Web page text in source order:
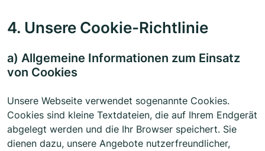
4. Unsere Cookie-Richtlinie
a) Allgemeine Informationen zum Einsatz
von Cookies
Unsere Webseite verwendet sogenannte Cookies.
Cookies sind kleine Textdateien, die auf Ihrem Endgerät
abgelegt werden und die Ihr Browser speichert. Sie
dienen dazu, unsere Angebote nutzerfreundlicher,